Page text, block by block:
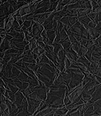
Podaci za obuku AI